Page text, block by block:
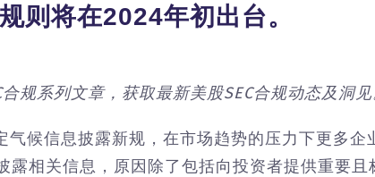
则将在2024年初出台。
规系列文章，获取最新美股SEC合规动态及洞见
气候信息披露新规，在市场趋势的压力下更多
露相关信息，原因除了包括向投资者提供重要